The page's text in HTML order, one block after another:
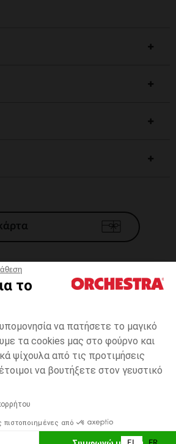
το
να πατήσετε το μαγικό
τα cookies μας στο φούρνο και
ψίχουλα από τις προτιμήσεις
να βουτήξετε στον γευστικό
πιστοποιημένες από
3
πληρωμής με
ΣΤΟ ΚΑΛΆΘΙ
Γενικοί 'Οροι Πώλησης
προσφορες
Προσωπικά δεδομένα
των cookies
μη συμμορφούμενη
στον κωδικά δεοντολογίας και στο σύστημα
Ομοσπονδίας Ηλεκτρονικού Εμπορίου.